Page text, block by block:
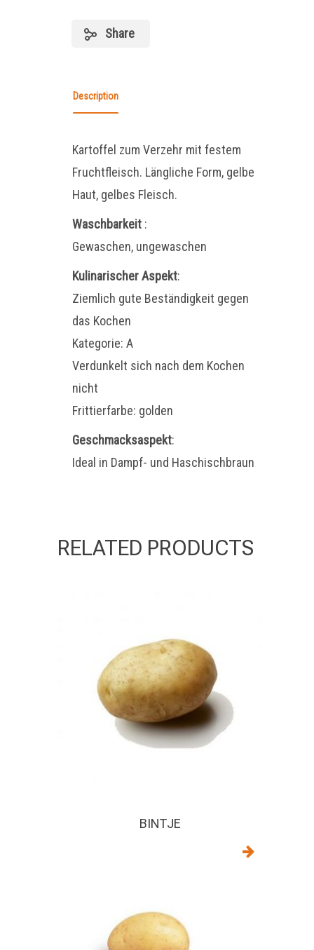
Share
Description
Kartoffel zum Verzehr mit festem
Fruchtfleisch. Längliche Form, gelbe
Haut, gelbes Fleisch.
Waschbarkeit :
Gewaschen, ungewaschen
Kulinarischer Aspekt:
Ziemlich gute Beständigkeit gegen
das Kochen
Kategorie: A
Verdunkelt sich nach dem Kochen
nicht
Frittierfarbe: golden
Geschmacksaspekt:
Ideal in Dampf- und Haschischbraun
RELATED PRODUCTS
BINTJE